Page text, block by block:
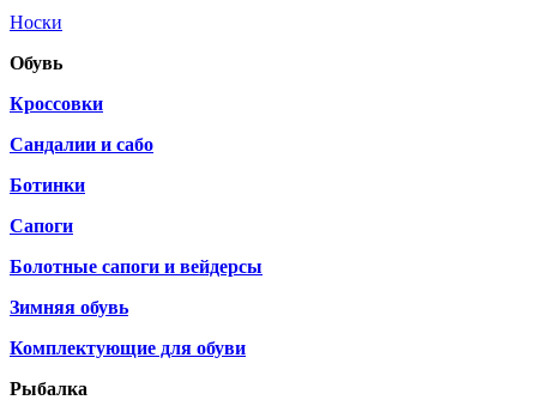
Носки
Обувь
Кроссовки
Сандалии и сабо
Ботинки
Сапоги
Болотные сапоги и вейдерсы
Зимняя обувь
Комплектующие для обуви
Рыбалка